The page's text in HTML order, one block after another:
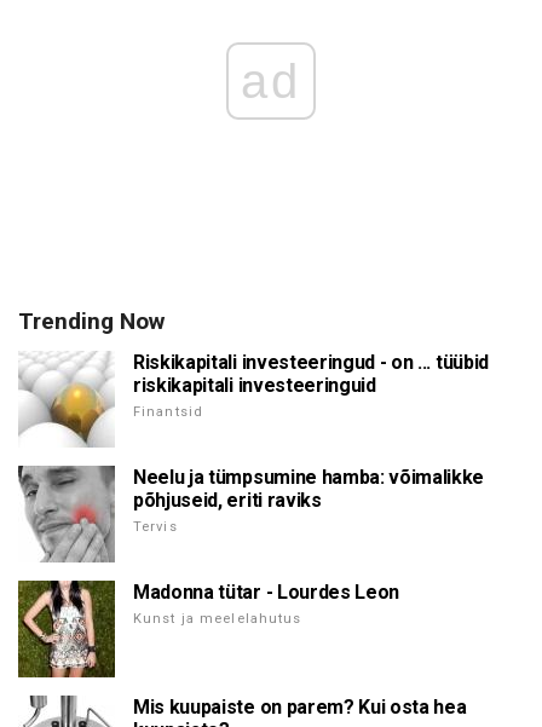
ad
Trending Now
Riskikapitali investeeringud - on ... tüübid
riskikapitali investeeringuid
Finantsid
Neelu ja tümpsumine hamba: võimalikke
põhjuseid, eriti raviks
Tervis
Madonna tütar - Lourdes Leon
Kunst ja meelelahutus
Mis kuupaiste on parem? Kui osta hea